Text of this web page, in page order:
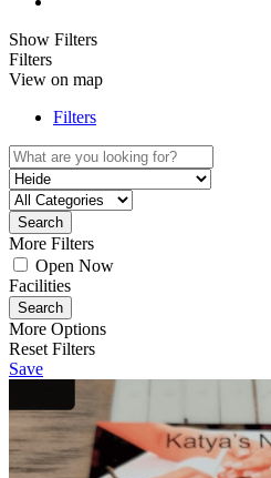
Show Filters
Filters
View on map
Filters
Search
More Filters
Open Now
Facilities
Search
More Options
Reset Filters
Save